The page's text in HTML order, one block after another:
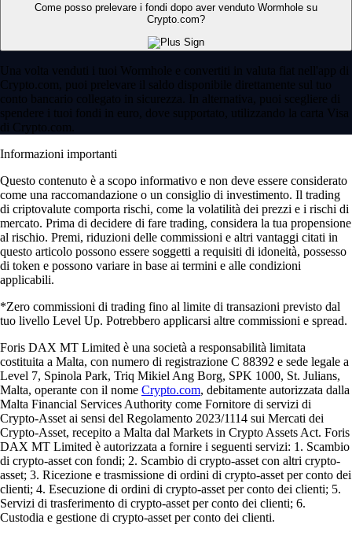
Come posso prelevare i fondi dopo aver venduto Wormhole su
Crypto.com?
Una volta venduti i tuoi Wormhole e convertiti in valuta fiat nell'app di
Crypto.com, puoi prelevare il saldo disponibile direttamente sul tuo
conto bancario collegato in sicurezza. In alternativa, puoi scegliere di
spendere i tuoi fondi in euro, dove supportato, utilizzando la carta Visa
di Crypto.com.
Informazioni importanti
Questo contenuto è a scopo informativo e non deve essere considerato
come una raccomandazione o un consiglio di investimento. Il trading
di criptovalute comporta rischi, come la volatilità dei prezzi e i rischi di
mercato. Prima di decidere di fare trading, considera la tua propensione
al rischio. Premi, riduzioni delle commissioni e altri vantaggi citati in
questo articolo possono essere soggetti a requisiti di idoneità, possesso
di token e possono variare in base ai termini e alle condizioni
applicabili.
*Zero commissioni di trading fino al limite di transazioni previsto dal
tuo livello Level Up. Potrebbero applicarsi altre commissioni e spread.
Foris DAX MT Limited è una società a responsabilità limitata
costituita a Malta, con numero di registrazione C 88392 e sede legale a
Level 7, Spinola Park, Triq Mikiel Ang Borg, SPK 1000, St. Julians,
Malta, operante con il nome Crypto.com, debitamente autorizzata dalla
Malta Financial Services Authority come Fornitore di servizi di
Crypto-Asset ai sensi del Regolamento 2023/1114 sui Mercati dei
Crypto-Asset, recepito a Malta dal Markets in Crypto Assets Act. Foris
DAX MT Limited è autorizzata a fornire i seguenti servizi: 1. Scambio
di crypto-asset con fondi; 2. Scambio di crypto-asset con altri crypto-
asset; 3. Ricezione e trasmissione di ordini di crypto-asset per conto dei
clienti; 4. Esecuzione di ordini di crypto-asset per conto dei clienti; 5.
Servizi di trasferimento di crypto-asset per conto dei clienti; 6.
Custodia e gestione di crypto-asset per conto dei clienti.